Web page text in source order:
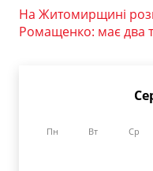
На Житомирщині
Ромащенко: має два
Пн Вт Ср